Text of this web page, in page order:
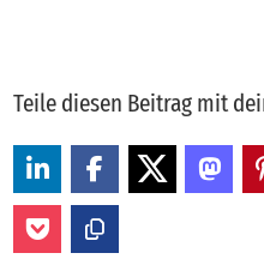
Teile diesen Beitrag mit